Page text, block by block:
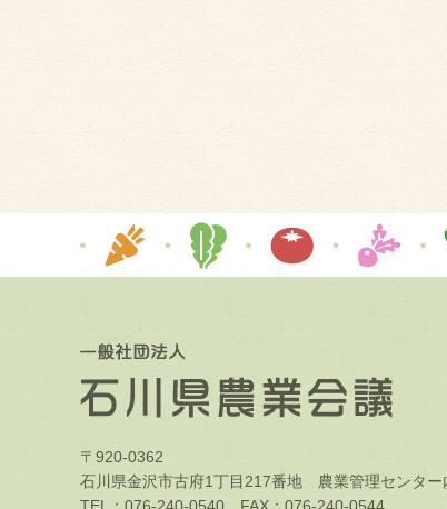
〒920-0362
石川県金沢市古府1丁目217番地 農業管理センター